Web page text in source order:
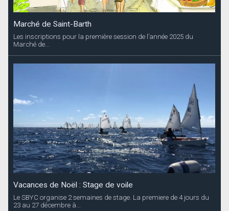
Marché de Saint-Barth
Les inscriptions pour la première session de l’année 2025 du
Marché de...
Vacances de Noël : Stage de voile
Le SBYC organise 2 semaines de stage. La premiere de 4 jours du
23 au 27 décembre à...